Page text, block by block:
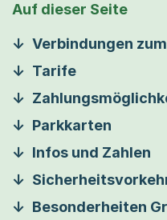
Auf dieser Seite
Verbindungen
Tarife
Parkkarten
Infos und Zahlen
Besonderheiten